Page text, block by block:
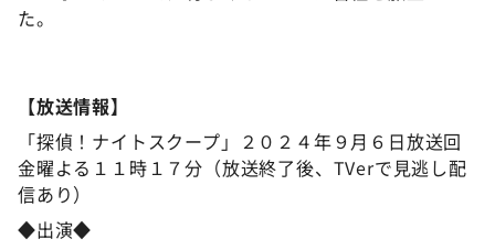
た。
【放送情報】
「探偵！ナイトスクープ」２０２４年９月６日放送回
金曜よる１１時１７分（放送終了後、TVerで見逃し配
信あり）
◆出演◆